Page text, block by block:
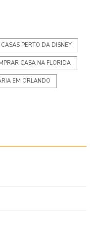
CASAS PERTO DA DISNEY
CASA NA FLORIDA
EM ORLANDO